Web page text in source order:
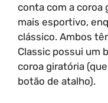
conta com a coroa
mais esportivo,
clássico. Ambos
Classic possui um
coroa giratória
botão de atalho).